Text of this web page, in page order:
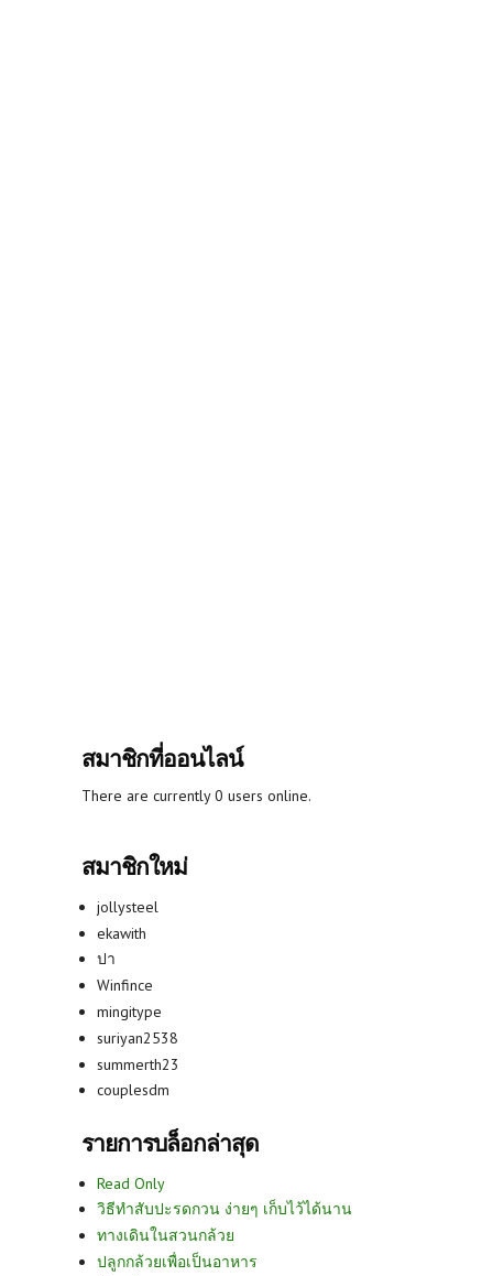
สมาชิกที่ออนไลน์
There are currently 0 users online.
สมาชิกใหม่
jollysteel
ekawith
ปา
Winfince
mingitype
suriyan2538
summerth23
couplesdm
รายการบล็อกล่าสุด
Read Only
วิธีทำสับปะรดกวน ง่ายๆ เก็บไว้ได้นาน
ทางเดินในสวนกล้วย
ปลูกกล้วยเพื่อเป็นอาหาร